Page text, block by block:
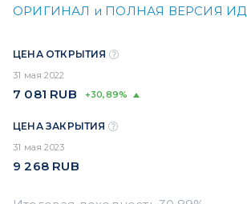
ОРИГИНАЛ и ПОЛНАЯ ВЕРСИЯ
ЦЕНА ОТКРЫТИЯ
31 мая 2022
7 081 RUB +30,89%
ЦЕНА ЗАКРЫТИЯ
31 мая 2023
9 268 RUB